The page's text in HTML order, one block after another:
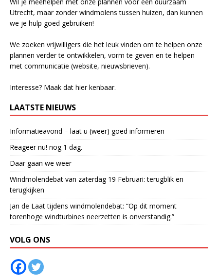
Wil je meehelpen met onze plannen voor een duurzaam
Utrecht, maar zonder windmolens tussen huizen, dan kunnen
we je hulp goed gebruiken!
We zoeken vrijwilligers die het leuk vinden om te helpen onze
plannen verder te ontwikkelen, vorm te geven en te helpen
met communicatie (website, nieuwsbrieven).
Interesse? Maak dat hierkenbaar.
LAATSTE NIEUWS
Informatieavond – laat u (weer) goed informeren
Reageer nu! nog 1 dag.
Daar gaan we weer
Windmolendebat van zaterdag 19 Februari: terugblik en
terugkijken
Jan de Laat tijdens windmolendebat: “Op dit moment
torenhoge windturbines neerzetten is onverstandig.”
VOLG ONS